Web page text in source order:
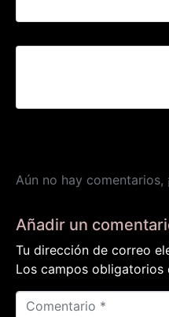
Aún no hay comentarios,
Añadir un
Tu dirección de correo
Los campos obligatorios